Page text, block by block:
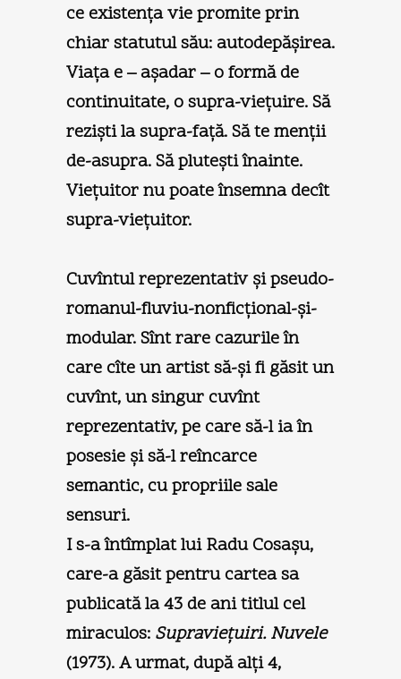
ce existenţa vie promite prin
chiar statutul său: autodepăşirea.
Viaţa e – aşadar – o formă de
continuitate, o supra-vieţuire. Să
rezişti la supra-faţă. Să te menţii
de-asupra. Să pluteşti înainte.
Vieţuitor nu poate însemna decît
supra-vieţuitor.
Cuvîntul reprezentativ şi pseudo-
romanul-fluviu-nonficţional-şi-
modular.Sînt rare cazurile în
care cîte un artist să-şi fi găsit un
cuvînt, un singur cuvînt
reprezentativ, pe care să-l ia în
posesie şi să-l reîncarce
semantic, cu propriile sale
sensuri.
I s-a întîmplat lui Radu Cosaşu,
care-a găsit pentru cartea sa
publicată la 43 de ani titlul cel
miraculos: Supravieţuiri. Nuvele
(1973). A urmat, după alţi 4,